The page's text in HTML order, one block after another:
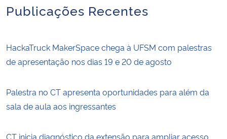
Publicações Recentes
HackaTruck MakerSpace chega à UFSM com palestras
de apresentação nos dias 19 e 20 de agosto
Palestra no CT apresenta oportunidades para além da
sala de aula aos ingressantes
CT inicia diagnóstico da extensão para ampliar acesso